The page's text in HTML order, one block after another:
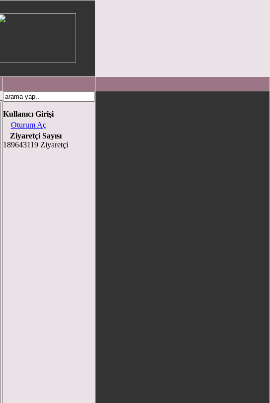
Kullanıcı Girişi
Oturum Aç
Ziyaretçi Sayısı
189643119 Ziyaretçi